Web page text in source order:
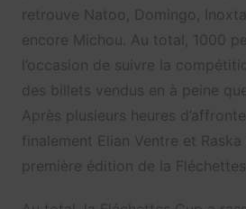
retrouve Natoo, Domingo,
encore Michou. Au total, 1000
l’occasion de suivre la
des billets vendus en à peine
Après plusieurs heures
finalement Elian Ventre et
première édition de la Fléchettes